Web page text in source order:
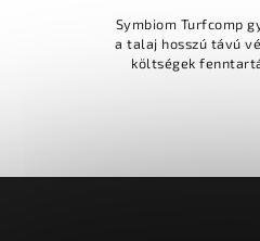
Symbiom Turfcomp gyepre
a talaj hosszú távú
költségek